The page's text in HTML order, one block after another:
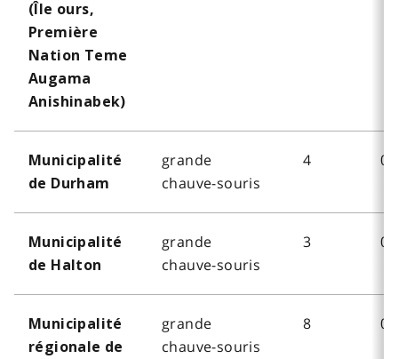
(Île ours,
Première
Nation Teme
Augama
Anishinabek)
Municipalité
de Durham
grande
chauve-souris
4 0
Municipalité
de Halton
grande
chauve-souris
3 0
Municipalité
régionale de
grande
chauve-souris
8 0